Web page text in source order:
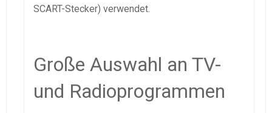
SCART-Stecker) verwendet.
Große Auswahl an TV-
und Radioprogrammen